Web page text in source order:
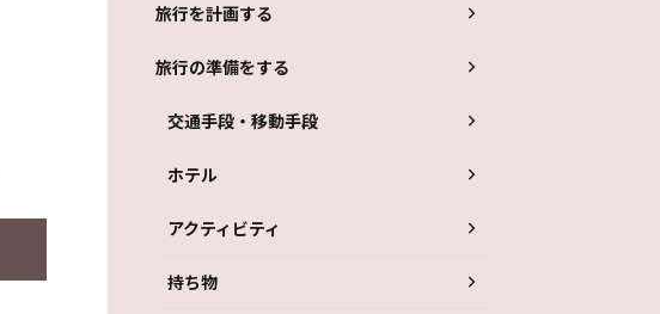
旅行を計画する
旅行の準備をする
交通手段・移動手段
ホテル
アクティビティ
持ち物